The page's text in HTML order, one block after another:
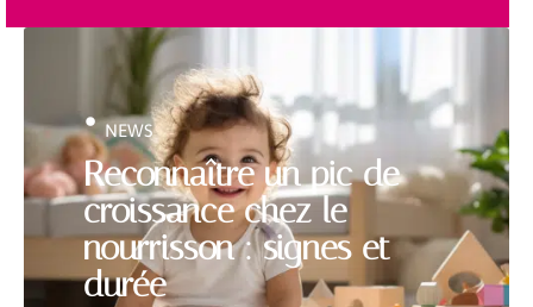
Reconnaître un pic de
croissance chez le
nourrisson : signes et
durée
NEWS